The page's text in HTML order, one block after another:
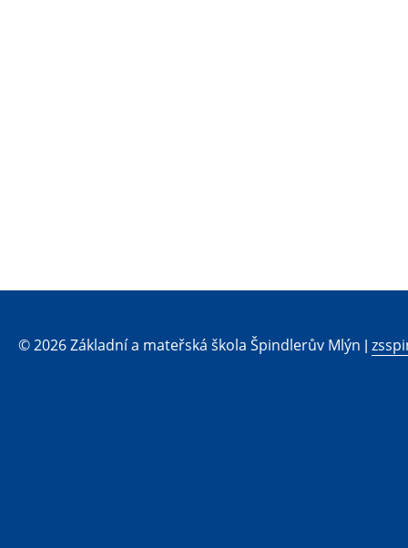
© 2026 Základní a mateřská škola Špindlerův Mlýn |